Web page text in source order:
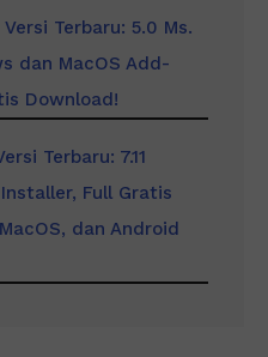
Terbaru: 5.0 Ms.
dan MacOS Add-
Download!
Terbaru: 7.11
Full Gratis
dan Android